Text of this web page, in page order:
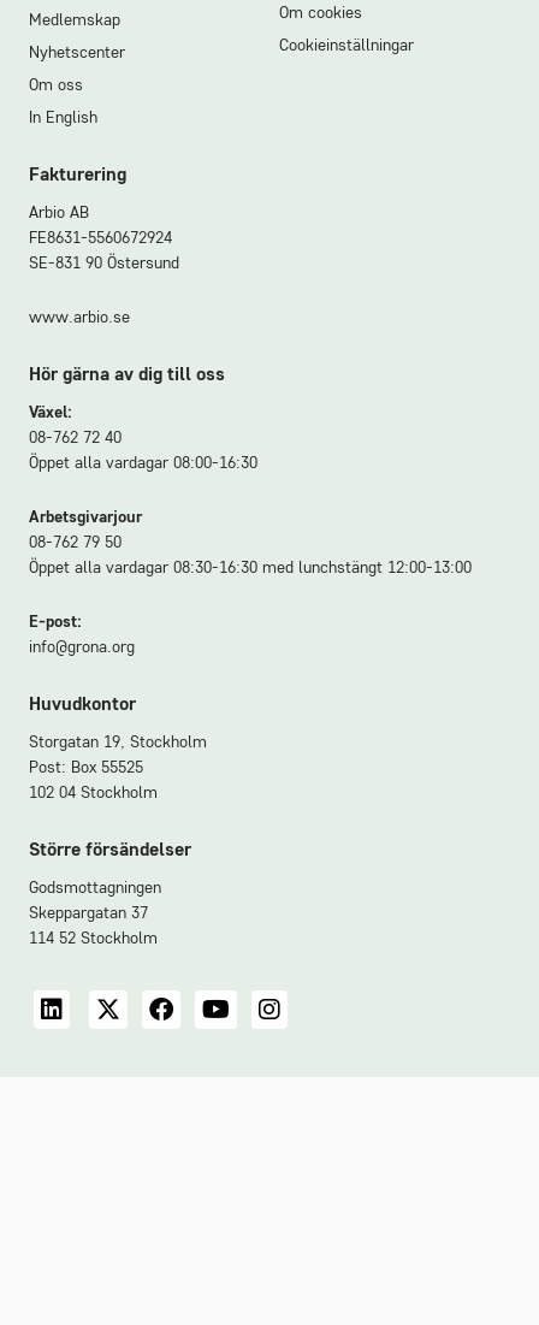
Medlemskap
Nyhetscenter
Om oss
In English
Om cookies
Cookieinställningar
Fakturering
Arbio AB
FE8631-5560672924
SE-831 90 Östersund
www.arbio.se
Hör gärna av dig till oss
Växel:
08-762 72 40
Öppet alla vardagar 08:00-16:30
Arbetsgivarjour
08-762 79 50
Öppet alla vardagar 08:30-16:30 med lunchstängt 12:00-13:00
E-post:
info@grona.org
Huvudkontor
Storgatan 19, Stockholm
Post: Box 55525
102 04 Stockholm
Större försändelser
Godsmottagningen
Skeppargatan 37
114 52 Stockholm
LinkedIn
X Facebook
YouTubeInstagram